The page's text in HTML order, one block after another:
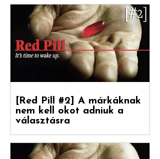
alapja a banán
Debreceni Jánossal , a Hogyan nőnek a
márkák című könyv fordítójával Kovács
Levente [ White Rabbit kreatívigazgató,
Reklámtörténet...
[Red Pill #2] A márkáknak
nem kell okot adniuk a
választásra